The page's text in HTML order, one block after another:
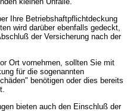
Ihre Betriebshaftpflichtdeckung
wird darüber ebenfalls gedeckt,
der Versicherung nach der
Ort vornehmen, sollten Sie mit
für die sogenannten
benötigen oder dies bereits
bieten auch den Einschluß der